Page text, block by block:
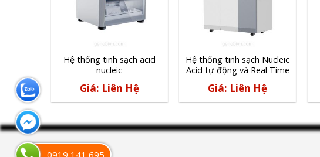
Hệ thống tinh sạch acid
nucleic
Giá: Liên Hệ
Hệ thống tinh sạch Nucleic
Acid tự động và Real Time
Giá: Liên Hệ
0919 141 695